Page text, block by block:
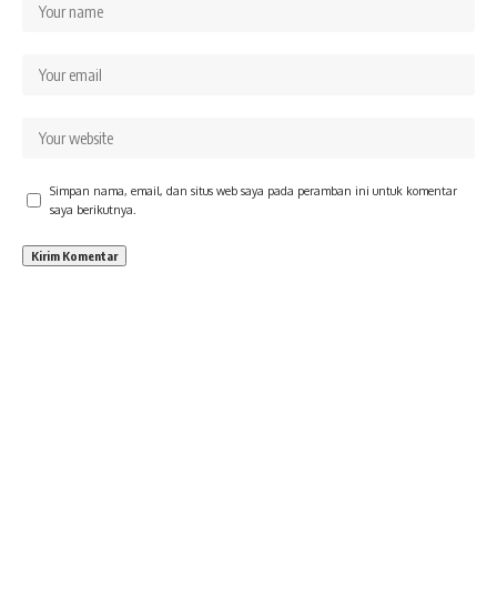
Simpan nama, email, dan situs web saya pada peramban ini untuk komentar
saya berikutnya.